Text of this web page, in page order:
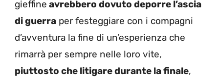
gieffine avrebbero dovuto deporre l’ascia
di guerra per festeggiare con i compagni
d’avventura la fine di un’esperienza che
rimarrà per sempre nelle loro vite,
piuttosto che litigare durante la finale,